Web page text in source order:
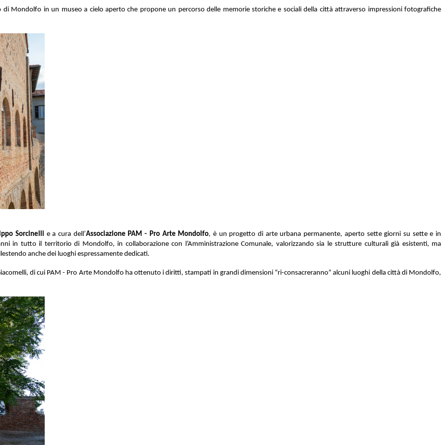
Mondolfo in un museo a cielo aperto che propone un percorso delle memorie storiche e sociali della città attraverso impressioni fotografiche
Sorcinelli e a cura dell’Associazione PAM - Pro Arte Mondolfo, è un progetto di arte urbana permanente, aperto sette giorni su sette e in
in tutto il territorio di Mondolfo, in collaborazione con l’Amministrazione Comunale, valorizzando sia le strutture culturali già esistenti, ma
anche dei luoghi espressamente dedicati.
di cui PAM - Pro Arte Mondolfo ha ottenuto i diritti, stampati in grandi dimensioni “ri-consacreranno” alcuni luoghi della città di Mondolfo,